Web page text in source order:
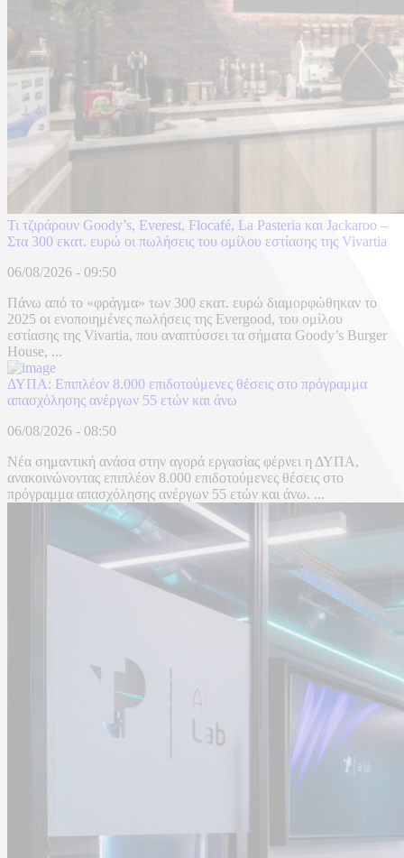
Τι τζιράρουν Goody’s, Everest, Flocafé, La Pasteria και Jackaroo –
Στα 300 εκατ. ευρώ οι πωλήσεις του ομίλου εστίασης της Vivartia
06/08/2026 - 09:50
Πάνω από το «φράγμα» των 300 εκατ. ευρώ διαμορφώθηκαν το
2025 οι ενοποιημένες πωλήσεις της Evergood, του ομίλου
εστίασης της Vivartia, που αναπτύσσει τα σήματα Goody’s Burger
House, ...
ΔΥΠΑ: Επιπλέον 8.000 επιδοτούμενες θέσεις στο πρόγραμμα
απασχόλησης ανέργων 55 ετών και άνω
06/08/2026 - 08:50
Νέα σημαντική ανάσα στην αγορά εργασίας φέρνει η ΔΥΠΑ,
ανακοινώνοντας επιπλέον 8.000 επιδοτούμενες θέσεις στο
πρόγραμμα απασχόλησης ανέργων 55 ετών και άνω. ...